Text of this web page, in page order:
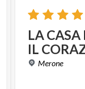
LACASA
IL
Merone